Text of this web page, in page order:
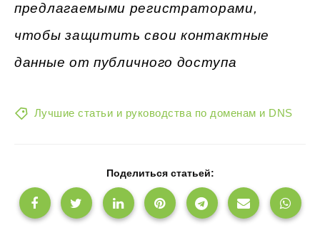
предлагаемыми регистраторами,
чтобы защитить свои контактные
данные от публичного доступа
Лучшие статьи и руководства по доменам и DNS
Поделиться статьей: